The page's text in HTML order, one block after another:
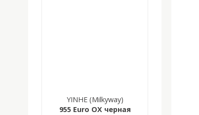
YINHE (Milkyway)
955 Euro OX черная